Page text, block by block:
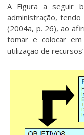
A Figura a seguir
administração,
(2004a, p. 26), ao
tomar e colocar
utilização de